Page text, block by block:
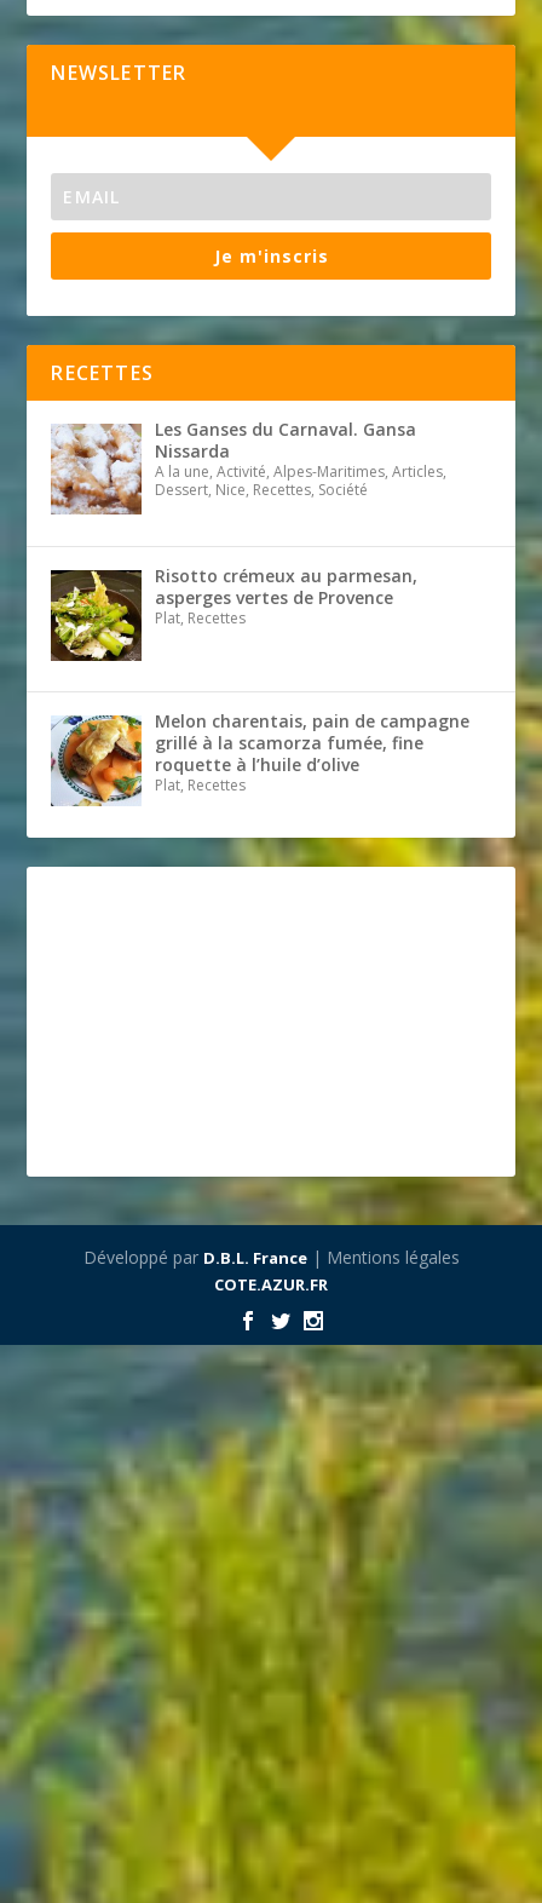
NEWSLETTER
Je m'inscris
RECETTES
Les Ganses du Carnaval. Gansa
Nissarda
A la une, Activité, Alpes-Maritimes, Articles,
Dessert, Nice, Recettes, Société
Risotto crémeux au parmesan,
asperges vertes de Provence
Plat, Recettes
Melon charentais, pain de campagne
grillé à la scamorza fumée, fine
roquette à l’huile d’olive
Plat, Recettes
Développé par D.B.L. France| Mentions légales
COTE.AZUR.FR